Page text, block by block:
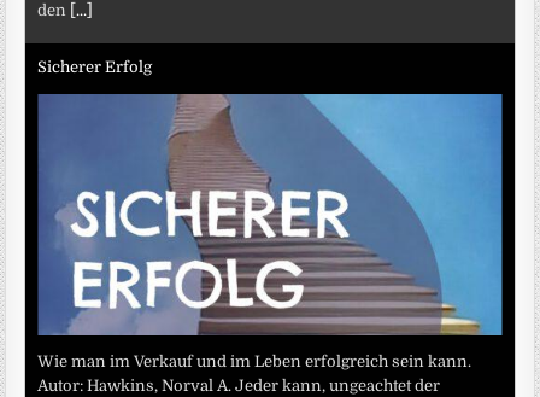
den [...]
Sicherer Erfolg
Wie man im Verkauf und im Leben erfolgreich sein kann.
Autor: Hawkins, Norval A. Jeder kann, ungeachtet der